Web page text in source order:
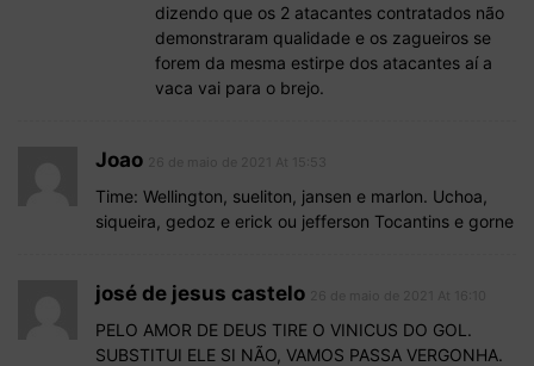
dizendo que os 2 atacantes contratados não
demonstraram qualidade e os zagueiros se
forem da mesma estirpe dos atacantes aí a
vaca vai para o brejo.
Joao
Time: Wellington, sueliton, jansen e marlon. Uchoa,
siqueira, gedoz e erick ou jefferson Tocantins e gorne
josé de jesus castelo
PELO AMOR DE DEUS TIRE O VINICUS DO GOL.
SUBSTITUI ELE SI NÃO, VAMOS PASSA VERGONHA.